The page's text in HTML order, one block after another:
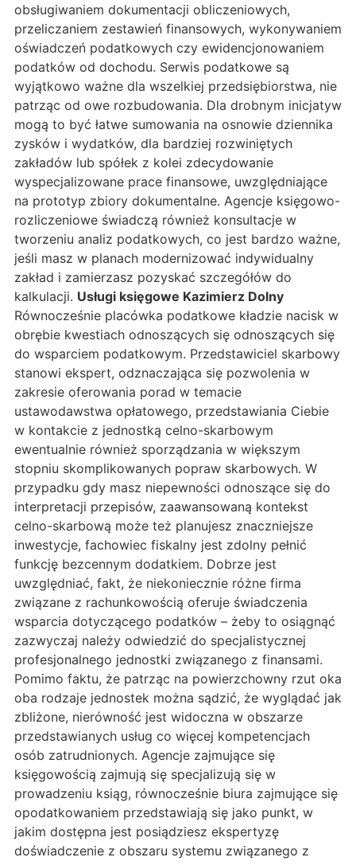
obsługiwaniem dokumentacji obliczeniowych,
przeliczaniem zestawień finansowych, wykonywaniem
oświadczeń podatkowych czy ewidencjonowaniem
podatków od dochodu. Serwis podatkowe są
wyjątkowo ważne dla wszelkiej przedsiębiorstwa, nie
patrząc od owe rozbudowania. Dla drobnym inicjatyw
mogą to być łatwe sumowania na osnowie dziennika
zysków i wydatków, dla bardziej rozwiniętych
zakładów lub spółek z kolei zdecydowanie
wyspecjalizowane prace finansowe, uwzględniające
na prototyp zbiory dokumentalne. Agencje księgowo-
rozliczeniowe świadczą również konsultacje w
tworzeniu analiz podatkowych, co jest bardzo ważne,
jeśli masz w planach modernizować indywidualny
zakład i zamierzasz pozyskać szczegółów do
kalkulacji. Usługi księgowe Kazimierz Dolny
Równocześnie placówka podatkowe kładzie nacisk w
obrębie kwestiach odnoszących się odnoszących się
do wsparciem podatkowym. Przedstawiciel skarbowy
stanowi ekspert, odznaczająca się pozwolenia w
zakresie oferowania porad w temacie
ustawodawstwa opłatowego, przedstawiania Ciebie
w kontakcie z jednostką celno-skarbowym
ewentualnie również sporządzania w większym
stopniu skomplikowanych popraw skarbowych. W
przypadku gdy masz niepewności odnoszące się do
interpretacji przepisów, zaawansowaną kontekst
celno-skarbową może też planujesz znaczniejsze
inwestycje, fachowiec fiskalny jest zdolny pełnić
funkcję bezcennym dodatkiem. Dobrze jest
uwzględniać, fakt, że niekoniecznie różne firma
związane z rachunkowością oferuje świadczenia
wsparcia dotyczącego podatków – żeby to osiągnąć
zazwyczaj należy odwiedzić do specjalistycznej
profesjonalnego jednostki związanego z finansami.
Pomimo faktu, że patrząc na powierzchowny rzut oka
oba rodzaje jednostek można sądzić, że wyglądać jak
zbliżone, nierówność jest widoczna w obszarze
przedstawianych usług co więcej kompetencjach
osób zatrudnionych. Agencje zajmujące się
księgowością zajmują się specjalizują się w
prowadzeniu ksiąg, równocześnie biura zajmujące się
opodatkowaniem przedstawiają się jako punkt, w
jakim dostępna jest posiądziesz ekspertyzę
doświadczenie z obszaru systemu związanego z